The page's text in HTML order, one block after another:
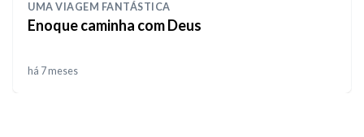
UMA VIAGEM FANTÁSTICA
Enoque caminha com Deus
há 7 meses